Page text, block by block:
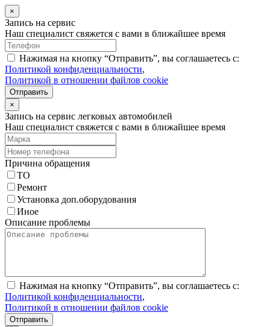
×
Запись на сервис
Наш специалист свяжется с вами в ближайшее время
Нажимая на кнопку “Отправить”, вы соглашаетесь с:
Политикой конфиденциальности,
Политикой в отношении файлов cookie
Отправить
×
Запись на сервис легковых автомобилей
Наш специалист свяжется с вами в ближайшее время
Причина обращения
ТО
Ремонт
Установка доп.оборудования
Иное
Описание проблемы
Нажимая на кнопку “Отправить”, вы соглашаетесь с:
Политикой конфиденциальности,
Политикой в отношении файлов cookie
Отправить